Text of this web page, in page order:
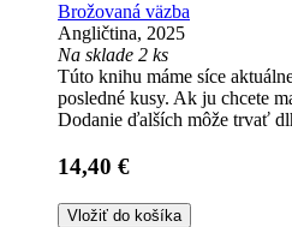
Brožovaná väzba
Angličtina, 2025
Na sklade 2 ks
Túto knihu máme síce
posledné kusy. Ak ju chcete
Dodanie ďalších môže trvať
14,40 €
Vložiť do košíka